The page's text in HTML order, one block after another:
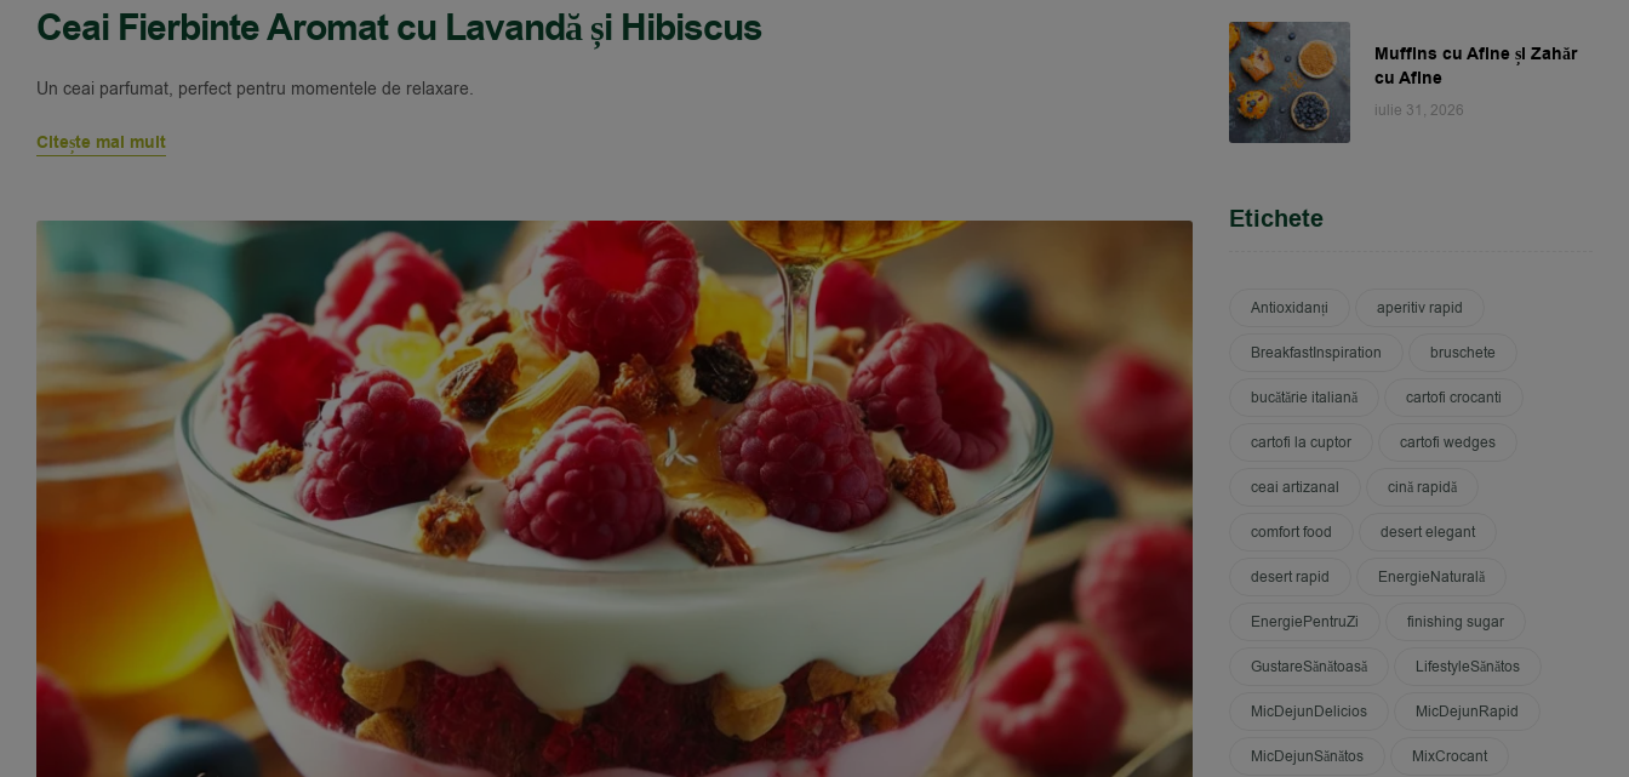
Ceai Fierbinte Aromat cu Lavandă și Hibiscus
Un ceai parfumat, perfect pentru momentele de relaxare.
Citește mai mult
Muffins cu Afine și Zahăr
cu Afine
iulie 31, 2026
Etichete
Antioxidanți aperitiv rapid
BreakfastInspiration bruschete
bucătărie italiană cartofi crocanti
cartofi la cuptor cartofi wedges
ceai artizanal cină rapidă
comfort food desert elegant
desert rapid EnergieNaturală
EnergiePentruZi finishing sugar
GustareSănătoasă LifestyleSănătos
MicDejunDelicios MicDejunRapid
MicDejunSănătos MixCrocant